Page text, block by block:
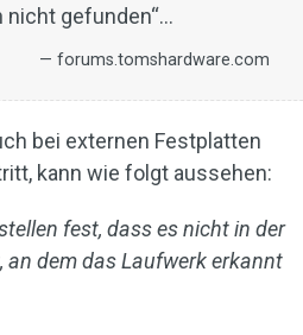
nicht gefunden“…
— forums.tomshardware.com
bei externen Festplatten
kann wie folgt aussehen:
fest, dass es nicht in der
dem das Laufwerk erkannt